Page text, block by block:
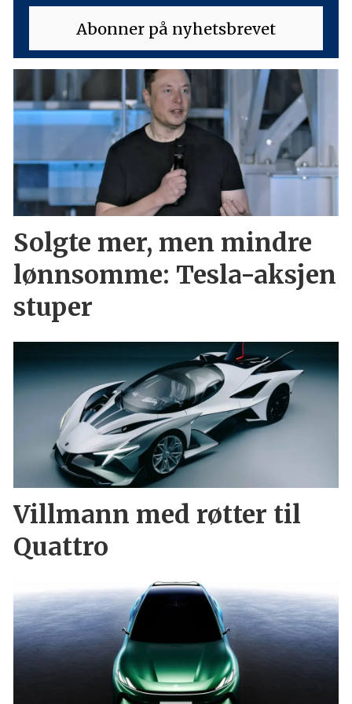
Solgte mer, men mindre
lønnsomme: Tesla-aksjen
stuper
Villmann med røtter til
Quattro